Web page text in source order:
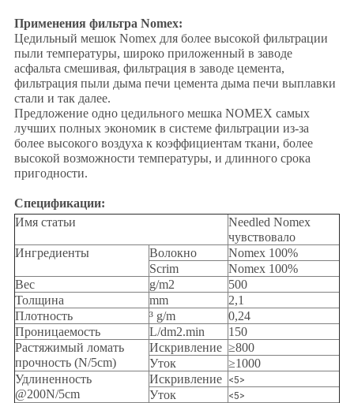
Применения фильтра Nomex:
Цедильный мешок Nomex для более высокой фильтрации
пыли температуры, широко приложенный в заводе
асфальта смешивая, фильтрация в заводе цемента,
фильтрация пыли дыма печи цемента дыма печи выплавки
стали и так далее.
Предложение одно цедильного мешка NOMEX самых
лучших полных экономик в системе фильтрации из-за
более высокого воздуха к коэффициентам ткани, более
высокой возможности температуры, и длинного срока
пригодности.
Спецификации:
Имя статьи
Needled Nomex
чувствовало
Ингредиенты
Волокно
Nomex 100%
Scrim
Nomex 100%
Вес
g/m2
500
Толщина
mm
2,1
Плотность
³ g/m
0,24
Проницаемость
L/dm2.min
150
Растяжимый ломать
прочность (N/5cm)
Искривление ≥800
Уток
≥1000
Удлиненность
@200N/5cm
Искривление <5>
Уток <5>